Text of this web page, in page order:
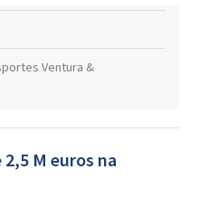
Ventura &
M euros na